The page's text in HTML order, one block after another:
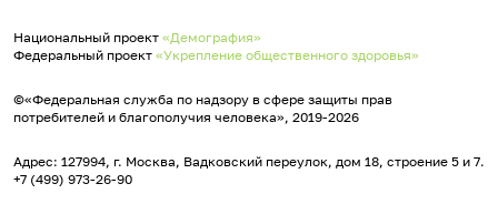
Национальный проект «Демография»
Федеральный проект «Укрепление общественного здоровья»
©«Федеральная служба по надзору в сфере защиты прав
потребителей и благополучия человека», 2019-2026
Адрес: 127994, г. Москва, Вадковский переулок, дом 18, строение 5 и 7.
+7 (499) 973-26-90